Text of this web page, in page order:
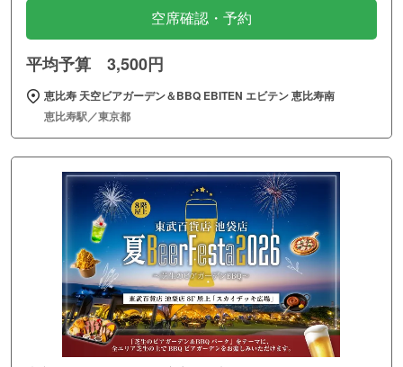
空席確認・予約
平均予算 3,500円
恵比寿 天空ビアガーデン＆BBQ EBITEN エビテン 恵比寿南
恵比寿駅／東京都